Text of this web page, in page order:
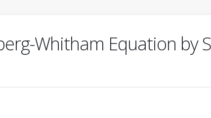
Whitham Equation by